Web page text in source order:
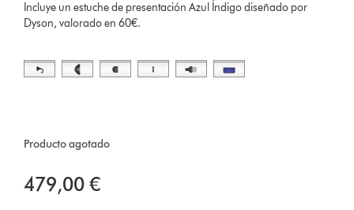
Producto agotado
479,00 €
Incluye un estuche de presentación Azul Índigo diseñado por
Dyson, valorado en 60€.